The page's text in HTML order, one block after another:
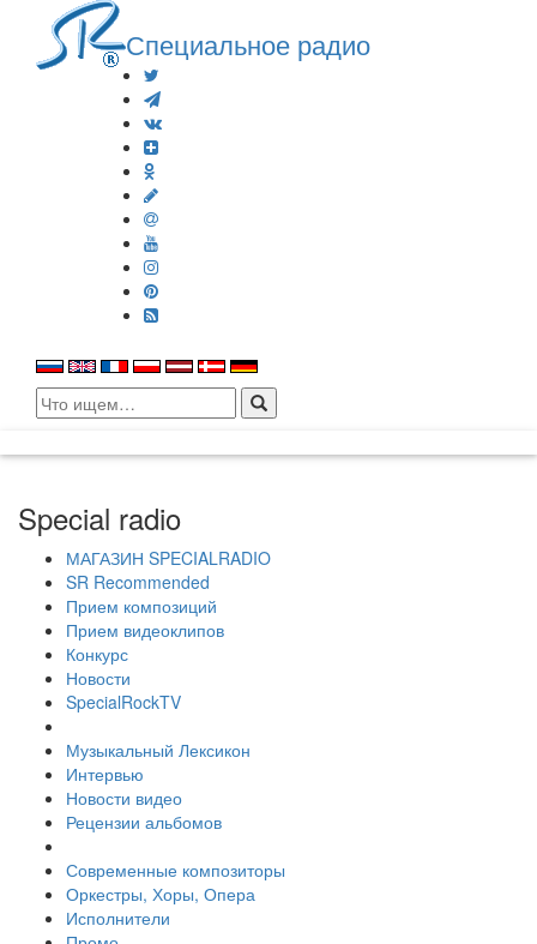
Специальное радио
Search
for:
Special radio
МАГАЗИН SPECIALRADIO
SR Recommended
Прием композиций
Прием видеоклипов
Конкурс
Новости
SpecialRockTV
Музыкальный Лексикон
Интервью
Новости видео
Рецензии альбомов
Современные композиторы
Оркестры, Хоры, Опера
Исполнители